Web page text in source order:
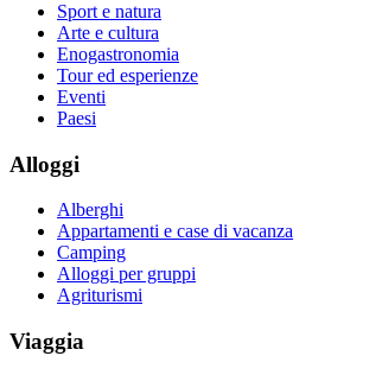
Sport e natura
Arte e cultura
Enogastronomia
Tour ed esperienze
Eventi
Paesi
Alloggi
Alberghi
Appartamenti e case di vacanza
Camping
Alloggi per gruppi
Agriturismi
Viaggia